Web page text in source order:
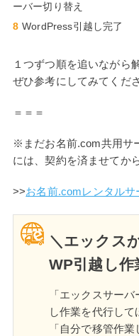
ーバー切り替え
WordPress引越し完了
１つずつ順を追いながら
ぜひ参考にしてみてくださ
＝＝＝
※まだお名前.com共用サ
には、契約を済ませてか
>>お名前.comレンタル
＼エックス
WP引越し作
「エックスサー
し作業を代行して
「自分で移管作